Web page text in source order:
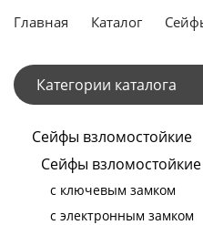
Главная Каталог
Категории каталога
Сейфы взломостойкие
Сейфы взломостойкие
с ключевым замком
с электронным замком